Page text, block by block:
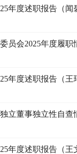
年度述职报告（闻
员会2025年度履职
年度述职报告（王
立董事独立性自查
年度述职报告（王